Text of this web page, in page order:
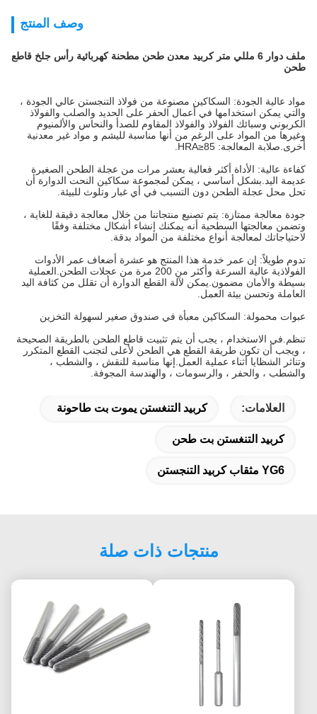
وصف المنتج
ملف دوار 6 مللي متر كربيد معدن طحن مطحنة كهربائية رأس جلخ قاطع
طحن
مواد عالية الجودة: السكاكين مصنوعة من فولاذ التنجستن عالي الجودة ،
والتي يمكن استخدامها في أعمال الحفر على الحديد والصلب والفولاذ
الكربوني وسبائك الفولاذ والفولاذ المقاوم للصدأ والنحاس والألمنيوم
وغيرها من المواد على الرغم من أنها مناسبة لليشم و مواد غير معدنية
أخرى.صلابة المعالجة: HRA≥85.
كفاءة عالية: الأداة أكثر فعالية بعشر مرات من عجلة الطحن الصغيرة
عديمة اليد.بشكل أساسي ، يمكن لمجموعة سكاكين النحت الدوارة أن
تحل محل عجلة الطحن دون التسبب في أي غبار وتلوث للبيئة.
جودة معالجة ممتازة: يتم تصنيع منتجاتنا من خلال معالجة دقيقة للغاية ،
وتضمن معالجتها السطحية أنه يمكنك إنشاء أشكال مختلفة وفقًا
لاحتياجاتك لمعالجة أنواع مختلفة من المواد بدقة.
تدوم طويلاً: إن عمر خدمة هذا المنتج هو عشرة أضعاف عمر الأدوات
الفولاذية عالية السرعة وأكثر من 200 مرة من عجلات الطحن.العملية
بسيطة والأمان مضمون.يمكن لآلة القطع الدوارة أن تقلل من كثافة اليد
العاملة وتحسن بيئة العمل.
عبوات محمولة: السكاكين معبأة في صندوق صغير لسهولة التخزين
تنظم.في الاستخدام ، يجب أن يتم تثبيت قاطع الطحن بالطريقة الصحيحة
، ويجب أن تكون طريقة القطع هي الطحن لأعلى لتجنب القطع المتكرر
وتناثر الشظايا أثناء عملية العمل.إنها مناسبة للنقش ، والشطب ،
والشطب ، والحفر ، والرسومات ، والهندسة المجوفة.
العلامات: كربيد التنغستن يموت بت طاحونة
كربيد التنغستن بت طحن
YG6 مثقاب كربيد التنجستن
منتجات ذات صلة